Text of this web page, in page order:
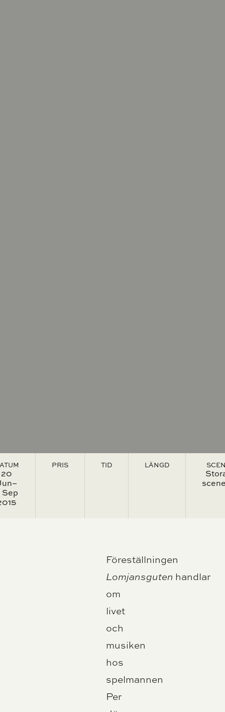
20
Sep
PRIS TID LÄNGD
Föreställningen
Lomjansguten handlar
om
livet
och
musiken
hos
spelmannen
Per